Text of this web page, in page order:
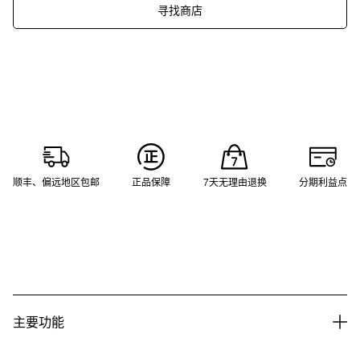
寻找商店
顺丰、偏远地区包邮 正品保障 7天无理由退换 分期利益点
主要功能